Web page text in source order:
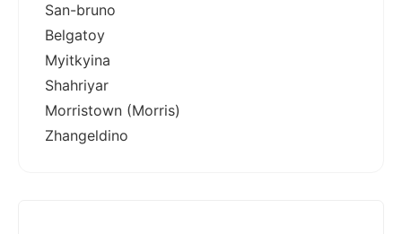
San-bruno
Belgatoy
Myitkyina
Shahriyar
Morristown (Morris)
Zhangeldino